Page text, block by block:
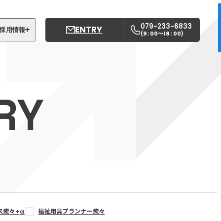
姫路中央保育園
用情報 ENTRY 079-233-6833
(9 : 00〜18 : 00)
癒々+α 福祉用具プランナー癒々